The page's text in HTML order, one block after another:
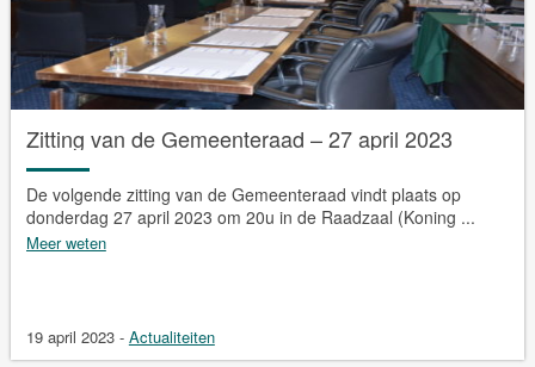
Zitting van de Gemeenteraad – 27 april 2023
De volgende zitting van de Gemeenteraad vindt plaats op
donderdag 27 april 2023 om 20u in de Raadzaal (Koning ...
Meer weten
19 april 2023 - Actualiteiten